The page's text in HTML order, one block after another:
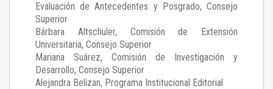
Evaluación de Antecedentes y Posgrado, Consejo
Superior
Bárbara Altschuler, Comisión de Extensión
Universitaria, Consejo Superior
Mariana Suárez, Comisión de Investigación y
Desarrollo, Consejo Superior
Alejandra Belizan, Programa Institucional Editorial